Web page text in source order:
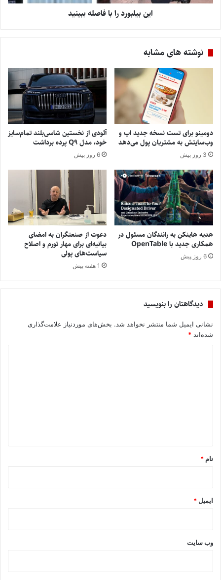
این بیلبورد را با فاصله ببینید
نوشته های مشابه
دومینو برای تست نسخه جدید اپ و
وب‌سایتش به مشتریان پول می‌دهد
3 روز پیش
آئودی از نخستین شاسی‌بلند تمام‌سایز
خود، مدل Q9 پرده برداشت
6 روز پیش
هدیه هاینکن به رانندگان مسئول در
همکاری جدید با OpenTable
6 روز پیش
دعوت از صنعتگران به امضای
بیانیه‌ای برای مهار تورم و اصلاح
سیاست‌های پولی
1 هفته پیش
دیدگاهتان را بنویسید
نشانی ایمیل شما منتشر نخواهد شد. بخش‌های موردنیاز علامت‌گذاری
شده‌اند *
نام *
ایمیل *
وب‌ سایت